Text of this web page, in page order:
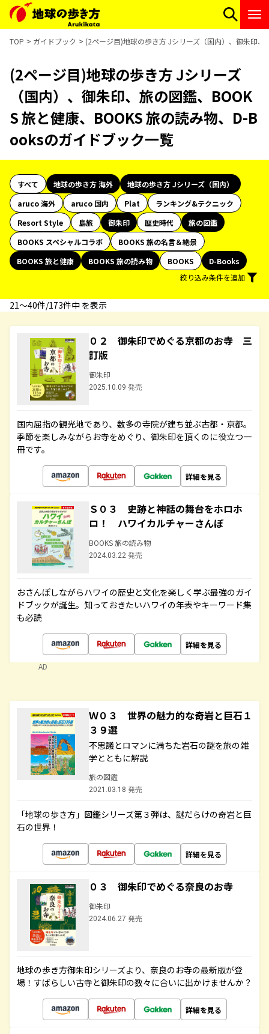
TOP ガイドブック (2ページ目)地球の歩き方 Jシリーズ（国内）、御朱印
(2ページ目)地球の歩き方 Jシリーズ
（国内）、御朱印、旅の図鑑、BOOK
S 旅と健康、BOOKS 旅の読み物、D-B
ooksのガイドブック一覧
すべて 地球の歩き方 海外
地球の歩き方 Jシリーズ（国内）
aruco 海外
aruco 国内 Plat
ランキング&テクニック
Resort Style
島旅 御朱印 歴史時代
旅の図鑑
BOOKS スペシャルコラボ
BOOKS 旅の名言＆絶景
BOOKS 旅と健康
BOOKS 旅の読み物 BOOKS
D-Books
絞り込み条件を追加
21〜40件/173件中 を表示
０２ 御朱印でめぐる京都のお寺 三
訂版
御朱印
2025.10.09 発売
国内屈指の観光地であり、数多の寺院が建ち並ぶ古都・京都。
季節を楽しみながらお寺をめぐり、御朱印を頂くのに役立つ一
冊です。
詳細を見る
Ｓ０３ 史跡と神話の舞台をホロホ
ロ！ ハワイカルチャーさんぽ
BOOKS 旅の読み物
2024.03.22 発売
おさんぽしながらハワイの歴史と文化を楽しく学ぶ最強のガイ
ドブックが誕生。知っておきたいハワイの年表やキーワード集
も必読
詳細を見る
AD
Ｗ０３ 世界の魅力的な奇岩と巨石１
３９選
不思議とロマンに満ちた岩石の謎を旅の雑
学とともに解説
旅の図鑑
2021.03.18 発売
「地球の歩き方」図鑑シリーズ第３弾は、謎だらけの奇岩と巨
石の世界！
詳細を見る
０３ 御朱印でめぐる奈良のお寺
御朱印
2024.06.27 発売
地球の歩き方御朱印シリーズより、奈良のお寺の最新版が登
場！すばらしい古寺と御朱印の数々に合いに出かけませんか？
詳細を見る